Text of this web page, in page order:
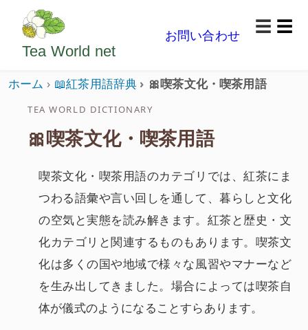
ようこそいらっしゃいました。どうぞごゆっくり楽
Tea World net
お問い合わせ
☰
ホーム 📖紅茶用語辞典 🎀喫茶文化・喫茶用語
TEA WORLD DICTIONARY
🎀喫茶文化・喫茶用語
喫茶文化・喫茶用語のカテゴリでは、紅茶にま
つわる語彙や言い回しを通して、暮らしと文化
の空気と実態を読み解きます。紅茶と歴史・文
化カテゴリと関連するものもあります。喫茶文
化は多くの国や地域で様々な風習やマナーなど
を生み出してきました。場合によっては喫茶自
体が儀式のようになることすらあります。